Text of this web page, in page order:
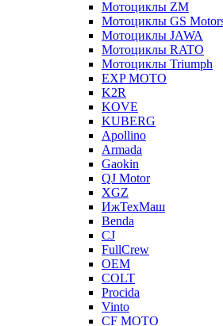
Мотоциклы ZM
Мотоциклы GS
Мотоциклы JAWA
Мотоциклы RATO
Мотоциклы Triumph
EXP MOTO
K2R
KOVE
KUBERG
Apollino
Armada
Gaokin
QJ Motor
XGZ
ИжТехМаш
Benda
CJ
FullCrew
OEM
COLT
Procida
Vinto
CF MOTO